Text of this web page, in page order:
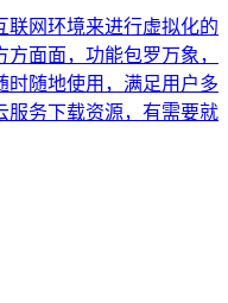
联网环境来进行虚拟化的
面面，功能包罗万象，
时随地使用，满足用户多
服务下载资源，有需要就